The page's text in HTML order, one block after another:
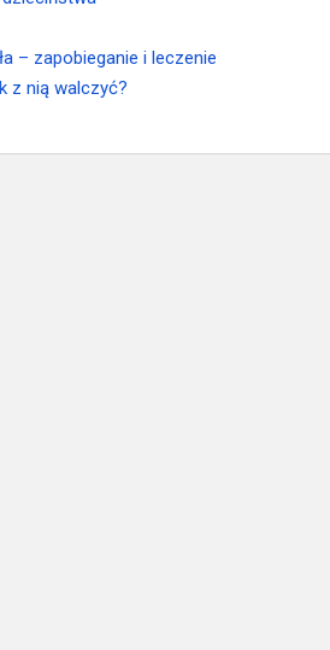
– zapobieganie i leczenie
z nią walczyć?